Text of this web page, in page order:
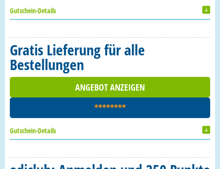
Gutschein-Details
Gratis Lieferung für alle
Bestellungen
ANGEBOT ANZEIGEN
********
Gutschein-Details